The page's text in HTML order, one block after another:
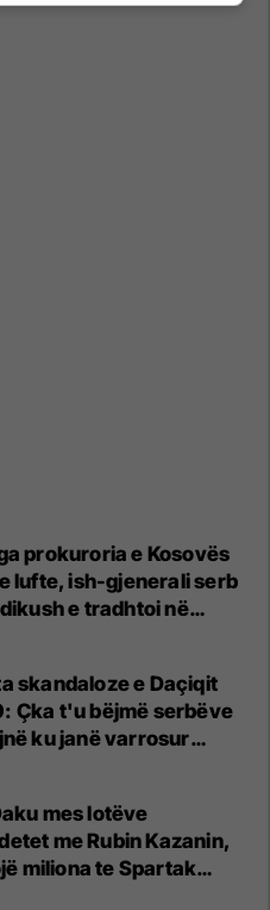
prokuroria e Kosovës
lufte, ish-gjenerali serb
e tradhtoi në
skandaloze e Daçiqit
Çka t'u bëjmë serbëve
ku janë varrosur
në Serbi
mes lotëve
me Rubin Kazanin,
miliona te Spartak